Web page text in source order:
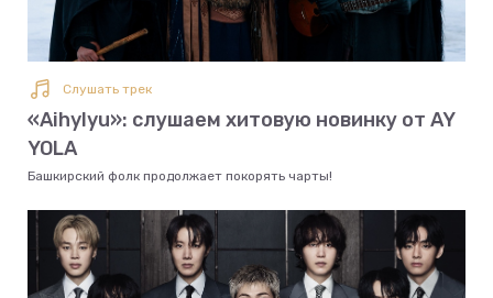
Слушать трек
«Aihylyu»: слушаем хитовую новинку от AY
YOLA
Башкирский фолк продолжает покорять чарты!